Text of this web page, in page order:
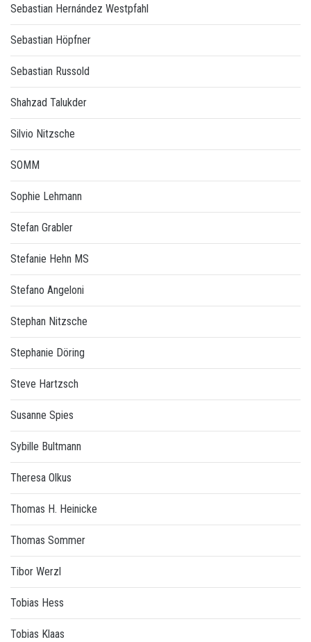
Sebastian Hernández Westpfahl
Sebastian Höpfner
Sebastian Russold
Shahzad Talukder
Silvio Nitzsche
SOMM
Sophie Lehmann
Stefan Grabler
Stefanie Hehn MS
Stefano Angeloni
Stephan Nitzsche
Stephanie Döring
Steve Hartzsch
Susanne Spies
Sybille Bultmann
Theresa Olkus
Thomas H. Heinicke
Thomas Sommer
Tibor Werzl
Tobias Hess
Tobias Klaas